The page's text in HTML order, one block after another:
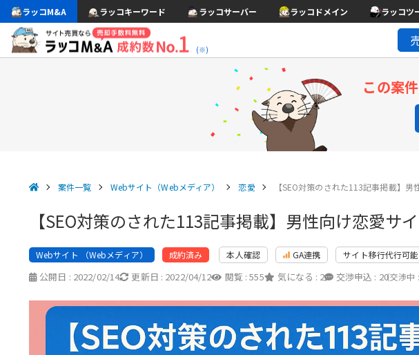
ラッコM&A ラッコキーワード ラッコサーバー ラッコドメイン ラッコツ
(※)
この案
案件一覧 Webサイト（Webメディア） 恋愛 【SEO対策のされた113記事掲載】男
【SEO対策のされた113記事掲載】男性向け恋愛サ
Webサイト （Webメディア） 成約済み 本人確認 GA連携 サイト移行代行可能
公開日 : 2022/02/14 更新日 : 2022/04/12 閲覧 :555 気になる : 2 交渉申込 : 20
（交渉中 :